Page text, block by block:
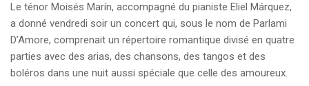
Le ténor Moisés Marín, accompagné du pianiste Eliel Márquez,
a donné vendredi soir un concert qui, sous le nom de Parlami
D’Amore, comprenait un répertoire romantique divisé en quatre
parties avec des arias, des chansons, des tangos et des
boléros dans une nuit aussi spéciale que celle des amoureux.